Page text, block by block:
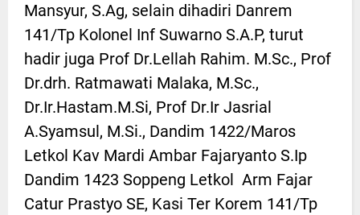
Mansyur, S.Ag, selain dihadiri Danrem
141/Tp Kolonel Inf Suwarno S.A.P, turut
hadir juga Prof Dr.Lellah Rahim. M.Sc., Prof
Dr.drh. Ratmawati Malaka, M.Sc.,
Dr.Ir.Hastam.M.Si, Prof Dr.Ir Jasrial
A.Syamsul, M.Si., Dandim 1422/Maros
Letkol Kav Mardi Ambar Fajaryanto S.Ip
Dandim 1423 Soppeng Letkol Arm Fajar
Catur Prastyo SE, Kasi Ter Korem 141/Tp